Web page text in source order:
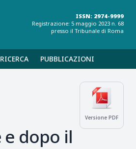
ISSN: 2974-9999
Registrazione: 5 maggio 2023 n. 68
presso il Tribunale di Roma
RICERCA PUBBLICAZIONI
Versione PDF
dopo il